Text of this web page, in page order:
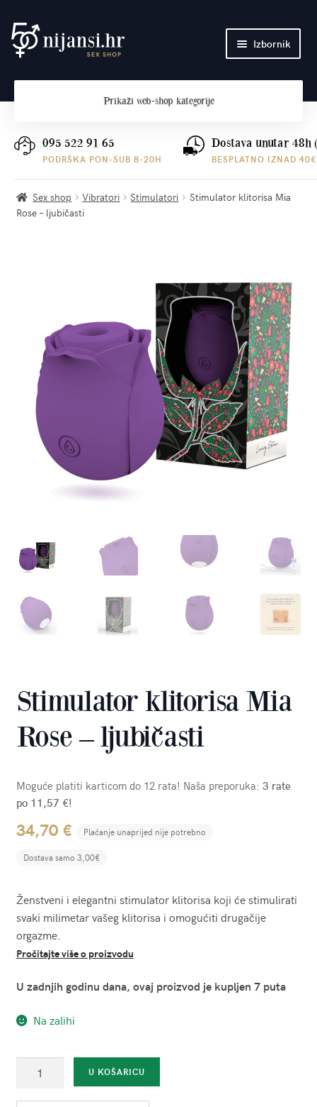
Preskoči
na
Skoči
do
Izbornik
Plaćanje i dostava
Prikaži web-shop kategorije
095 522 91 65
PODRŠKA PON-SUB 8-20H
Dostava unutar 48h
BESPLATNO IZNAD 40€
Sex shop Vibratori Stimulatori
Stimulator klitorisa Mia
Rose – ljubičasti
Stimulator klitorisa Mia
Rose – ljubičasti
Moguće platiti karticom do 12 rata! Naša preporuka: 3 rate
po 11,57 €!
34,70 € Plaćanje unaprijed nije potrebno
Dostava samo 3,00€
Ženstveni i elegantni stimulator klitorisa koji će stimulirati
svaki milimetar vašeg klitorisa i omogućiti drugačije
orgazme.
Pročitajte više o proizvodu
U zadnjih godinu dana, ovaj proizvod je kupljen 7 puta
Na zalihi
klitorisa
Mia
U KOŠARICU